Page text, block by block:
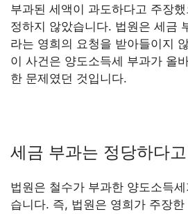
부과된 세액이 과도하다고 주장
정하지 않았습니다. 법원은 세금
라는 영희의 요청을 받아들이지
이 사건은 양도소득세 부과가 올
한 문제였던 것입니다.
세금 부과는 정당하다
법원은 철수가 부과한 양도소득
습니다. 즉, 법원은 영희가 주장